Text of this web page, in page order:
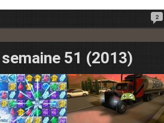
2
51 (2013)